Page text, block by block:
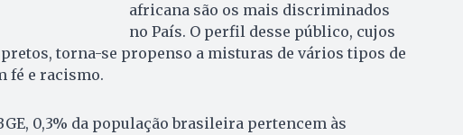
africana são os mais discriminados
no País. O perfil desse público, cujos
pretos, torna-se propenso a misturas de vários tipos de
fé e racismo.
0,3% da população brasileira pertencem às